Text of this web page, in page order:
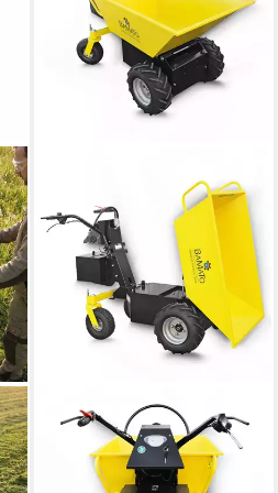
BAMATO
Motorschubkarre MTR-
550RE, 350 l, 1-tlg.,
Elektrodumper, Akku